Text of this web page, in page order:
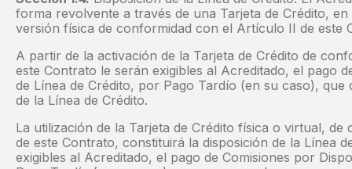
forma revolvente a través de una Tarjeta de Crédito,
versión física de conformidad con el Artículo II de este
A partir de la activación de la Tarjeta de Crédito de
este Contrato le serán exigibles al Acreditado, el pago
de Línea de Crédito, por Pago Tardío (en su caso),
de la Línea de Crédito.
La utilización de la Tarjeta de Crédito física o virtual,
de este Contrato, constituirá la disposición de la Línea
exigibles al Acreditado, el pago de Comisiones por